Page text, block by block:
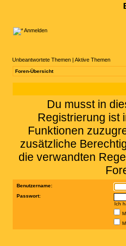
Anmelden
Unbeantwortete Themen | Aktive Themen
Foren-Übersicht
Du musst in
Registrierung ist
Funktionen
zusätzliche
die verwandten
Benutzername:
Passwort:
Ich